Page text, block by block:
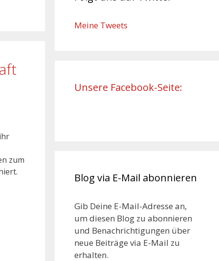
zum
Meine Tweets
Unsere Facebook-Seite:
Blog via E-Mail abonnieren
Gib Deine E-Mail-Adresse an,
um diesen Blog zu abonnieren
und Benachrichtigungen über
neue Beiträge via E-Mail zu
erhalten.